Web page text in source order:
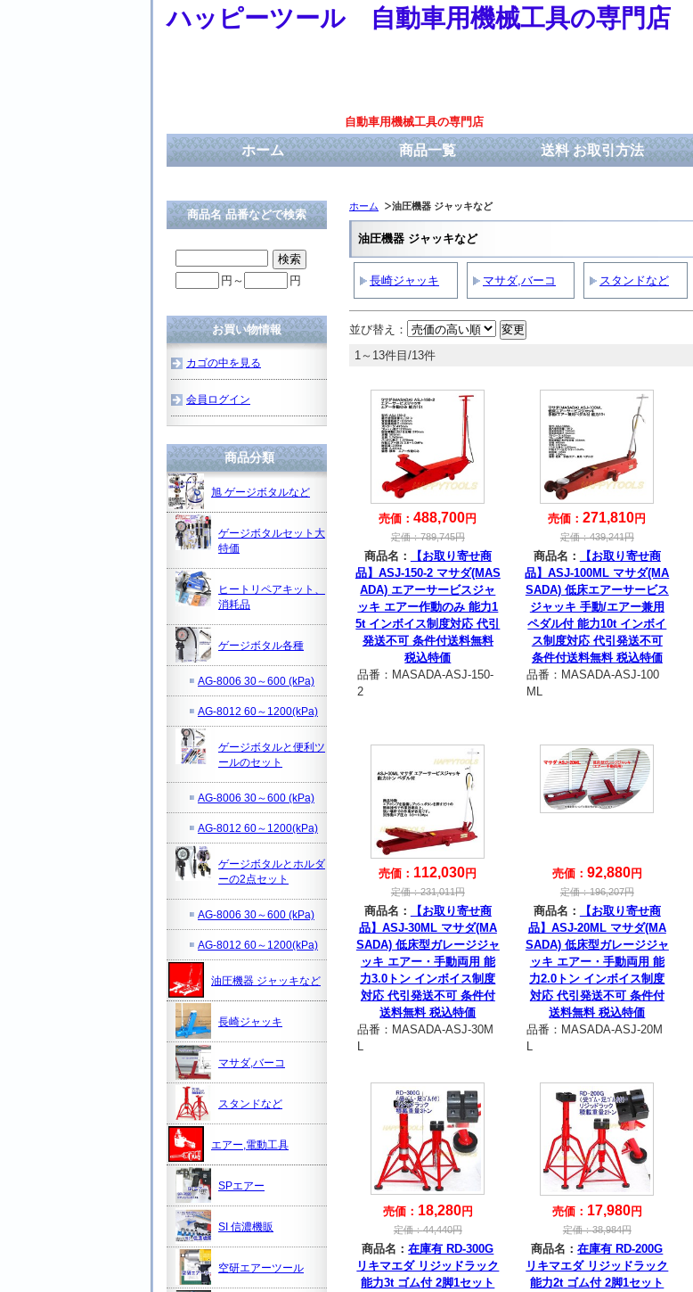
ハッピーツール 自動車用機械工具の専門店
自動車用機械工具の専門店
ホーム 商品一覧 送料 お取引方法
ホーム 油圧機器 ジャッキなど
油圧機器 ジャッキなど
長崎ジャッキ マサダ,バーコ スタンドなど
並び替え：
1～13件目/13件
売価：488,700円
定価：789,745円
商品名：
【お取り寄せ商
品】ASJ-150-2 マサダ(MAS
ADA) エアーサービスジャ
ッキ エアー作動のみ 能力1
5t インボイス制度対応 代引
発送不可 条件付送料無料
税込特価
品番： MASADA-ASJ-150-
2
売価：271,810円
定価：439,241円
商品名：
【お取り寄せ商
品】ASJ-100ML マサダ(MA
SADA) 低床エアーサービス
ジャッキ 手動/エアー兼用
ペダル付 能力10t インボイ
ス制度対応 代引発送不可
条件付送料無料 税込特価
品番： MASADA-ASJ-100
ML
売価： 112,030円
定価：231,011円
商品名：
【お取り寄せ商
品】ASJ-30ML マサダ(MA
SADA) 低床型ガレージジャ
ッキ エアー・手動両用 能
力3.0トン インボイス制度
対応 代引発送不可 条件付
送料無料 税込特価
品番： MASADA-ASJ-30M
L
売価： 92,880円
定価：196,207円
商品名：
【お取り寄せ商
品】ASJ-20ML マサダ(MA
SADA) 低床型ガレージジャ
ッキ エアー・手動両用 能
力2.0トン インボイス制度
対応 代引発送不可 条件付
送料無料 税込特価
品番： MASADA-ASJ-20M
L
売価： 18,280円
定価：44,440円
商品名：在庫有 RD-300G
リキマエダ リジッドラック
能力3t ゴム付 2脚1セット
売価： 17,980円
定価：38,984円
商品名：在庫有 RD-200G
リキマエダ リジッドラック
能力2t ゴム付 2脚1セット
商品名 品番などで検索
円～ 円
お買い物情報
カゴの中を見る
会員ログイン
商品分類
旭 ゲージボタルなど
ゲージボタルセット大
特価
ヒートリペアキット、
消耗品
ゲージボタル各種
AG-8006 30～600 (kPa)
AG-8012 60～1200(kPa)
ゲージボタルと便利ツ
ールのセット
AG-8006 30～600 (kPa)
AG-8012 60～1200(kPa)
ゲージボタルとホルダ
ーの2点セット
AG-8006 30～600 (kPa)
AG-8012 60～1200(kPa)
油圧機器 ジャッキなど
長崎ジャッキ
マサダ,バーコ
スタンドなど
エアー,電動工具
SPエアー
SI 信濃機販
空研エアーツール